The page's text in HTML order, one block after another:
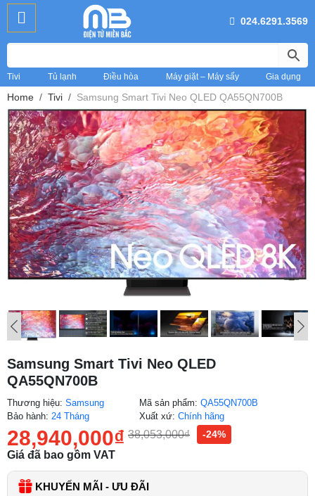
024.6291.3569
Tivi Tủ lạnh Điều hòa Máy giặt – Máy sấy Gia dụng
Home Tivi Samsung Smart Tivi Neo QLED QA55QN700B
Samsung Smart Tivi Neo QLED
QA55QN700B
Thương hiệu: Samsung
Bảo hành: 24 Tháng
Mã sản phẩm:QA55QN700B
Xuất xứ:Chính hãng
28,940,000₫ 38,053,000₫ -24%
Giá đã bao gồm VAT
KHUYẾN MÃI - ƯU ĐÃI